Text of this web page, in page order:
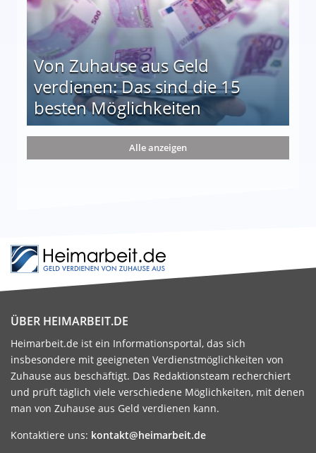
Von Zuhause aus Geld
verdienen: Das sind die 15
besten Möglichkeiten
die 15 besten Möglichkeiten
Alle anzeigen
ÜBER HEIMARBEIT.DE
Heimarbeit.de ist ein Informationsportal, das sich
insbesondere mit geeigneten Verdienstmöglichkeiten von
Zuhause aus beschäftigt. Das Redaktionsteam recherchiert
und prüft täglich viele verschiedene Möglichkeiten, mit denen
man von Zuhause aus Geld verdienen kann.
Kontaktiere uns: kontakt@heimarbeit.de